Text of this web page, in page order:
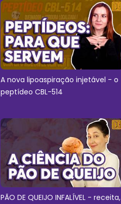
A nova lipoaspiração injetável - o
peptídeo CBL-514
PÃO DE QUEIJO INFALÍVEL - receita,